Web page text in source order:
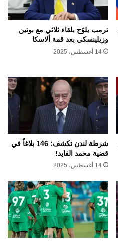
ترمب يلوّح بلقاء ثلاثي مع بوتين
وزيلينسكي بعد قمة ألاسكا
14 أغسطس، 2025
شرطة لندن تكشف: 146 بلاغاً في
قضية محمد الفايد!
14 أغسطس، 2025